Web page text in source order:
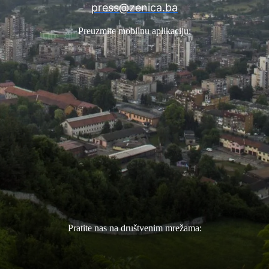
press@zenica.ba
Preuzmite mobilnu aplikaciju:
Pratite nas na društvenim mrežama: